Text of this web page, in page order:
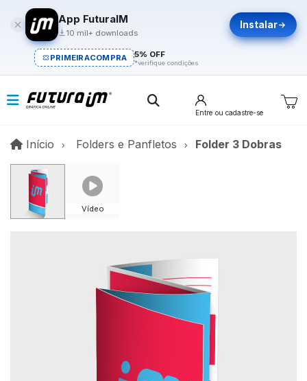
App FuturaIM
10 mil+ downloads
Instalar
PRIMEIRACOMPRA 5% OFF
*verifique condições
Entre ou cadastre-se
Início InícioFolders e Panfletos Folder 3 Dobras
Vídeo